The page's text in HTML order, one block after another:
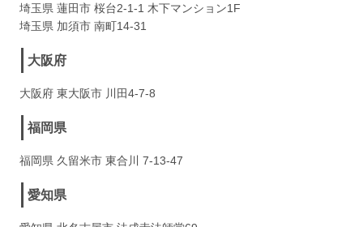
埼玉県 蓮田市 桜台2-1-1 木下マンション1F
埼玉県 加須市 南町14-31
大阪府
大阪府 東大阪市 川田4-7-8
福岡県
福岡県 久留米市 東合川 7-13-47
愛知県